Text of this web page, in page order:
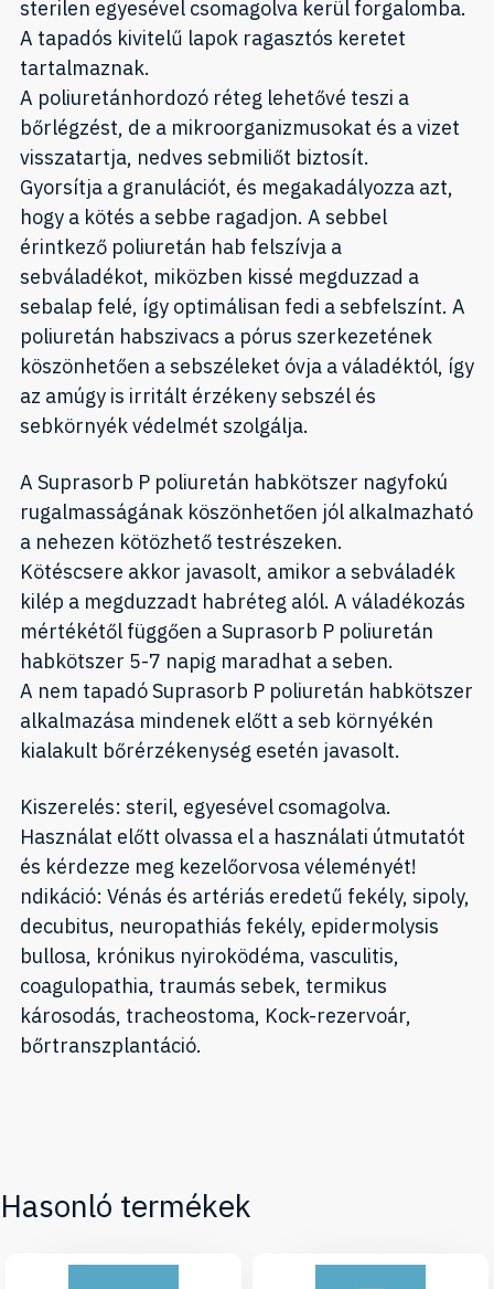
sterilen egyesével csomagolva kerül forgalomba.
A tapadós kivitelű lapok ragasztós keretet
tartalmaznak.
A poliuretánhordozó réteg lehetővé teszi a
bőrlégzést, de a mikroorganizmusokat és a vizet
visszatartja, nedves sebmiliőt biztosít.
Gyorsítja a granulációt, és megakadályozza azt,
hogy a kötés a sebbe ragadjon. A sebbel
érintkező poliuretán hab felszívja a
sebváladékot, miközben kissé megduzzad a
sebalap felé, így optimálisan fedi a sebfelszínt. A
poliuretán habszivacs a pórus szerkezetének
köszönhetően a sebszéleket óvja a váladéktól, így
az amúgy is irritált érzékeny sebszél és
sebkörnyék védelmét szolgálja.
A Suprasorb P poliuretán habkötszer nagyfokú
rugalmasságának köszönhetően jól alkalmazható
a nehezen kötözhető testrészeken.
Kötéscsere akkor javasolt, amikor a sebváladék
kilép a megduzzadt habréteg alól. A váladékozás
mértékétől függően a Suprasorb P poliuretán
habkötszer 5-7 napig maradhat a seben.
A nem tapadó Suprasorb P poliuretán habkötszer
alkalmazása mindenek előtt a seb környékén
kialakult bőrérzékenység esetén javasolt.
Kiszerelés: steril, egyesével csomagolva.
Használat előtt olvassa el a használati útmutatót
és kérdezze meg kezelőorvosa véleményét!
ndikáció: Vénás és artériás eredetű fekély, sipoly,
decubitus, neuropathiás fekély, epidermolysis
bullosa, krónikus nyiroködéma, vasculitis,
coagulopathia, traumás sebek, termikus
károsodás, tracheostoma, Kock-rezervoár,
bőrtranszplantáció.
Hasonló termékek